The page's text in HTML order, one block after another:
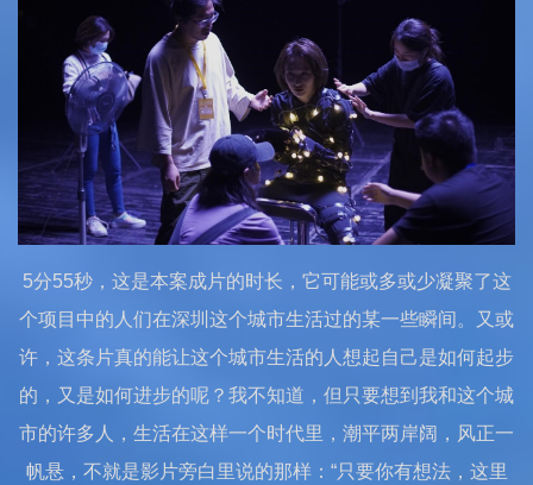
5分55秒，这是本案成片的时长，它可能或多或少凝聚了这
个项目中的人们在深圳这个城市生活过的某一些瞬间。又或
许，这条片真的能让这个城市生活的人想起自己是如何起步
的，又是如何进步的呢？我不知道，但只要想到我和这个城
市的许多人，生活在这样一个时代里，潮平两岸阔，风正一
帆悬，不就是影片旁白里说的那样：“只要你有想法，这里